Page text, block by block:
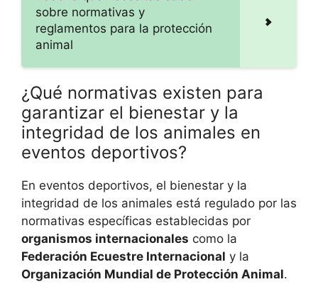
sobre normativas y
reglamentos para la protección
animal
¿Qué normativas existen para
garantizar el bienestar y la
integridad de los animales en
eventos deportivos?
En eventos deportivos, el bienestar y la
integridad de los animales está regulado por las
normativas específicas establecidas por
organismos internacionales como la
Federación Ecuestre Internacional y la
Organización Mundial de Protección Animal.